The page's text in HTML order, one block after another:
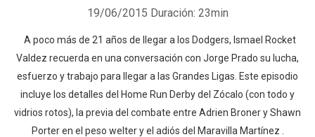
19/06/2015 Duración: 23min
A poco más de 21 años de llegar a los Dodgers, Ismael Rocket
Valdez recuerda en una conversación con Jorge Prado su lucha,
esfuerzo y trabajo para llegar a las Grandes Ligas. Este episodio
incluye los detalles del Home Run Derby del Zócalo (con todo y
vidrios rotos), la previa del combate entre Adrien Broner y Shawn
Porter en el peso welter y el adiós del Maravilla Martínez .